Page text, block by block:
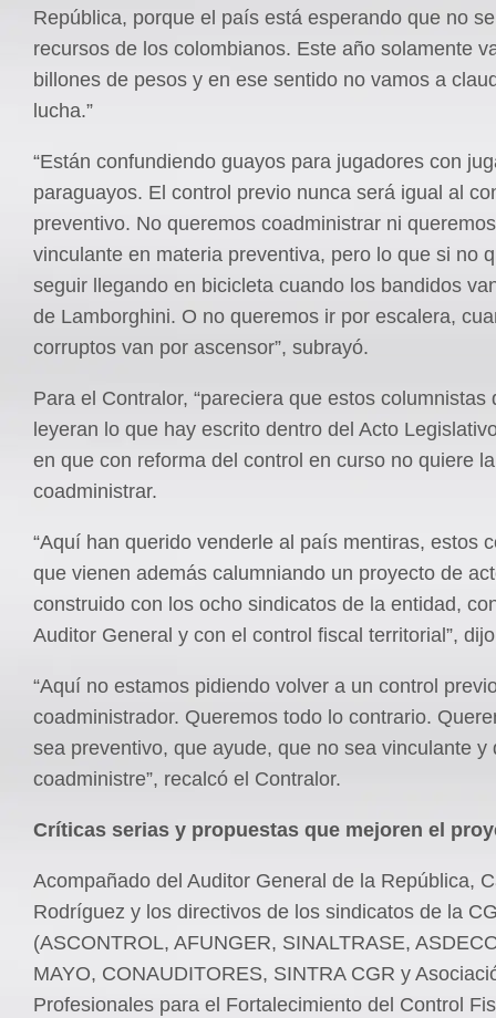
República, porque el país está esperando que no
recursos de los colombianos. Este año solamente
billones de pesos y en ese sentido no vamos a
lucha.”
“Están confundiendo guayos para jugadores con
paraguayos. El control previo nunca será igual al
preventivo. No queremos coadministrar ni
vinculante en materia preventiva, pero lo que si no
seguir llegando en bicicleta cuando los bandidos
de Lamborghini. O no queremos ir por escalera,
corruptos van por ascensor”, subrayó.
Para el Contralor, “pareciera que estos columnistas
leyeran lo que hay escrito dentro del Acto
en que con reforma del control en curso no quiere
coadministrar.
“Aquí han querido venderle al país mentiras, estos
que vienen además calumniando un proyecto de
construido con los ocho sindicatos de la entidad,
Auditor General y con el control fiscal territorial”,
“Aquí no estamos pidiendo volver a un control
coadministrador. Queremos todo lo contrario.
sea preventivo, que ayude, que no sea vinculante y
coadministre”, recalcó el Contralor.
Críticas serias y propuestas que mejoren el
Acompañado del Auditor General de la República,
Rodríguez y los directivos de los sindicatos de la
(ASCONTROL, AFUNGER, SINALTRASE,
MAYO, CONAUDITORES, SINTRA CGR y
Profesionales para el Fortalecimiento del Control